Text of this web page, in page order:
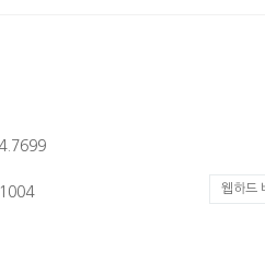
웹하드